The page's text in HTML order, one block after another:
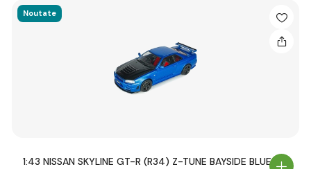
Noutate
1:43 NISSAN SKYLINE GT-R (R34) Z-TUNE BAYSIDE BLUE